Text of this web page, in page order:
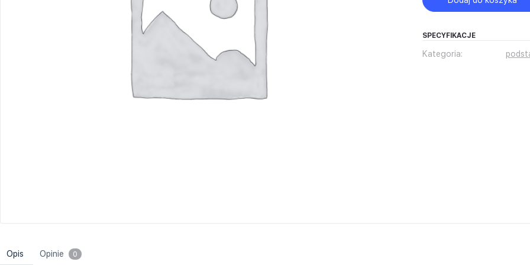
Krytyczne myślenie/Inteligencja
emocjonalna
Project Management
Rachunkowość i sprawozdawczość finansowa
Szkolenia branżowe
SPECYFIKACJE
Kategoria:
Opis Opinie 0